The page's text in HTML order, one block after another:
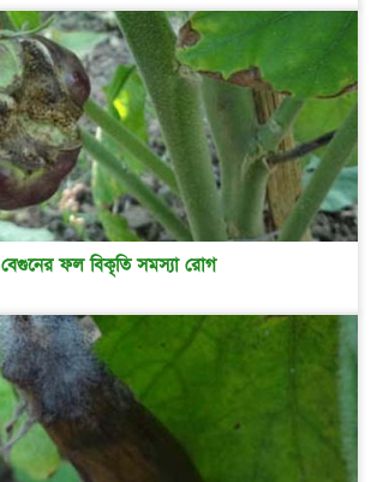
বেগুনের ফল বিকৃতি সমস্যা রোগ